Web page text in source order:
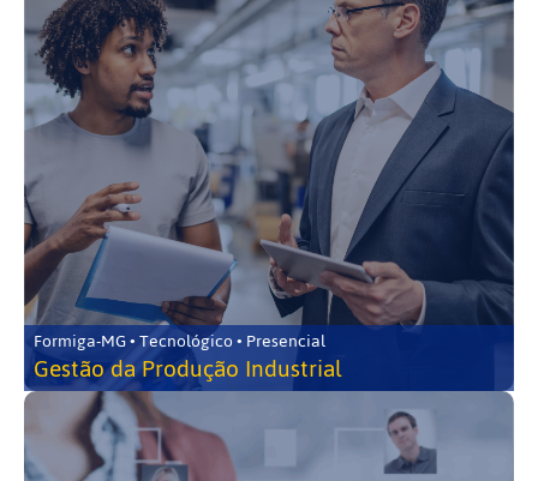
Formiga-MG • Tecnológico • Presencial
Gestão da Produção Industrial